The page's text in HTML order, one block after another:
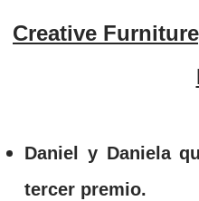
Creative Furniture, ganador del 5º Concurso de Escaparates
Daniel y Daniela
tercer premio.